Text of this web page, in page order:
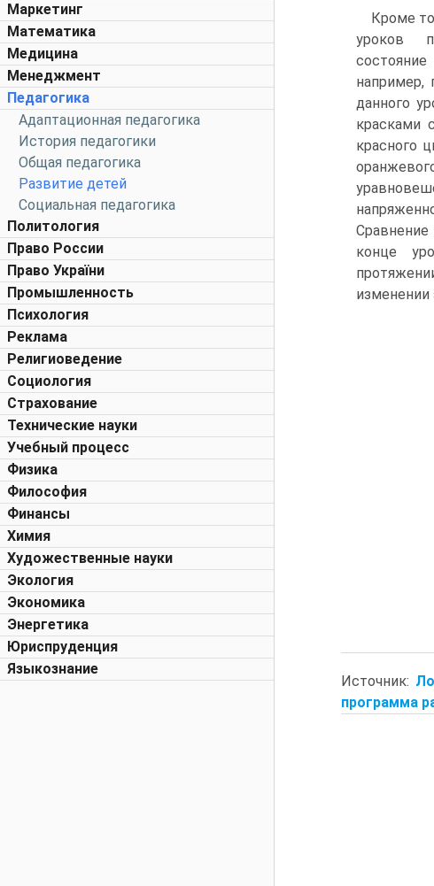
Маркетинг
Математика
Медицина
Менеджмент
Педагогика
Адаптационная педагогика
История педагогики
Общая педагогика
Развитие детей
Социальная педагогика
Политология
Право России
Право України
Промышленность
Психология
Реклама
Религиоведение
Социология
Страхование
Технические науки
Учебный процесс
Физика
Философия
Финансы
Химия
Художественные науки
Экология
Экономика
Энергетика
Юриспруденция
Языкознание
Кроме
уроков
например,
данного
красками
красного
Сравнение
конце
изменении
Источник:
программа